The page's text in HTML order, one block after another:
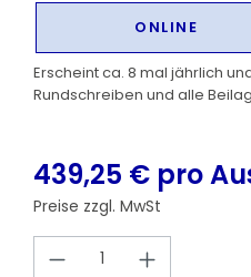
ONLINE
Erscheint ca. 8 mal jährlich
Rundschreiben und alle
439,25 € pro
Preise zzgl. MwSt
Produkt